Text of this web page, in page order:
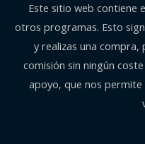
Este sitio web contiene
otros programas. Esto
y realizas una
comisión sin ningún
apoyo, que nos